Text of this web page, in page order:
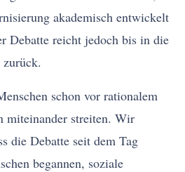
akademisch entwickelt
Debatte reicht jedoch bis in die
schon vor rationalem
miteinander streiten. Wir
die Debatte seit dem Tag
begannen, soziale